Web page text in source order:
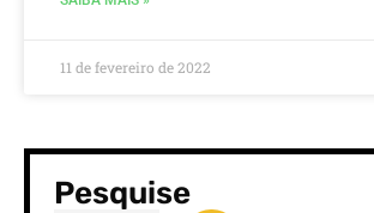
11 de fevereiro de 2022
Pesquise